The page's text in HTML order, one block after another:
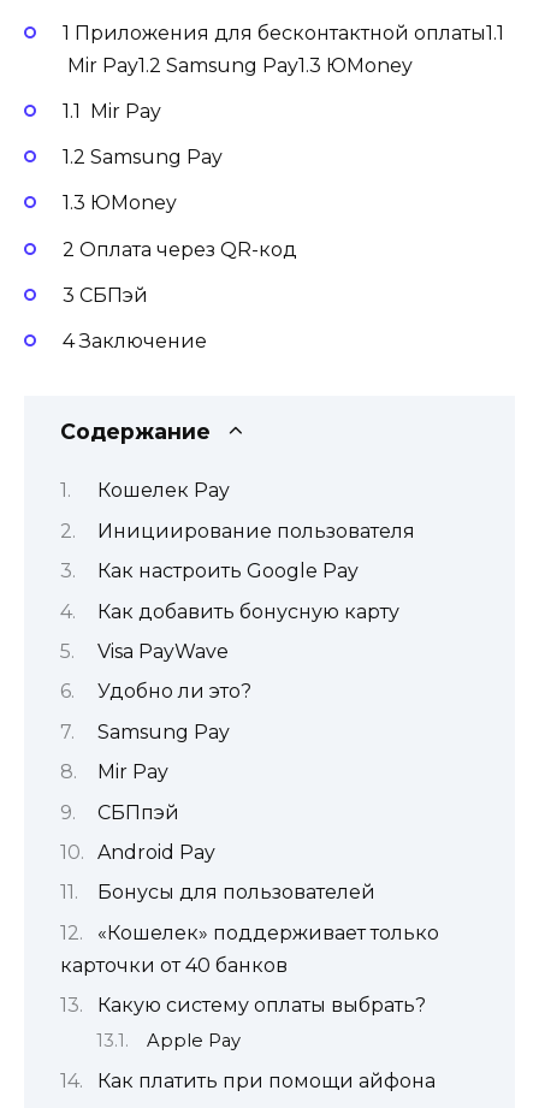
1 Приложения для бесконтактной оплаты1.1
Mir Pay1.2 Samsung Pay1.3 ЮMoney
1.1 Mir Pay
1.2 Samsung Pay
1.3 ЮMoney
2 Оплата через QR-код
3 СБПэй
4 Заключение
Содержание
Кошелек Pay
Инициирование пользователя
Как настроить Google Pay
Как добавить бонусную карту
Visa PayWave
Удобно ли это?
Samsung Pay
Mir Pay
СБПпэй
Android Pay
Бонусы для пользователей
«Кошелек» поддерживает только
карточки от 40 банков
Какую систему оплаты выбрать?
Apple Pay
Как платить при помощи айфона